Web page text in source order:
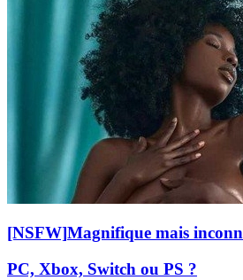
[NSFW]Magnifique mais
PC, Xbox, Switch ou PS ?